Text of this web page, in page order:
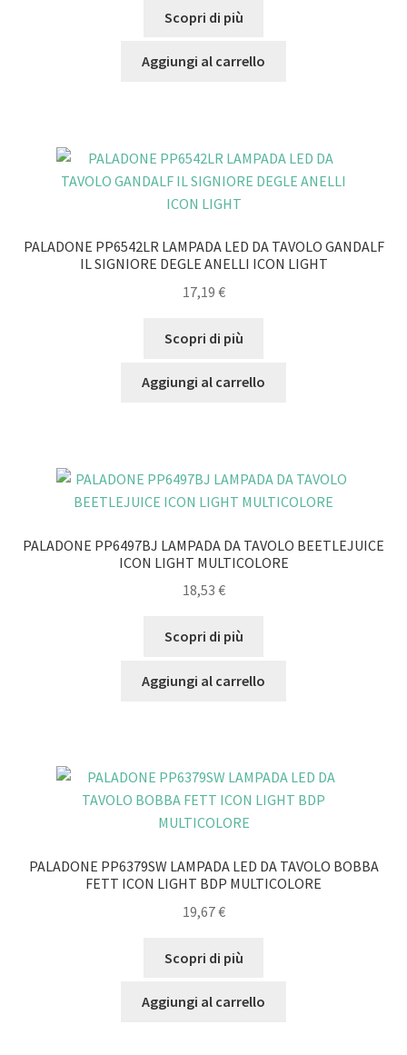
Scopri di più
Aggiungi al carrello
PALADONE PP6542LR LAMPADA LED DA TAVOLO GANDALF
IL SIGNIORE DEGLE ANELLI ICON LIGHT
17,19 €
Scopri di più
Aggiungi al carrello
PALADONE PP6497BJ LAMPADA DA TAVOLO BEETLEJUICE
ICON LIGHT MULTICOLORE
18,53 €
Scopri di più
Aggiungi al carrello
PALADONE PP6379SW LAMPADA LED DA TAVOLO BOBBA
FETT ICON LIGHT BDP MULTICOLORE
19,67€
Scopri di più
Aggiungi al carrello